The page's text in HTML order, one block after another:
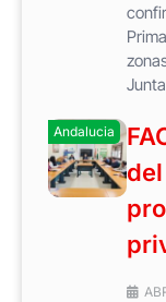
Andalucia